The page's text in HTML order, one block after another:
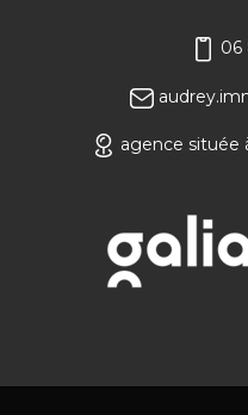
06
agence située